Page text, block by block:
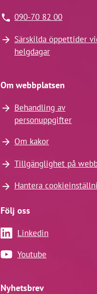
090-70 82 00
Särskilda öppettider
helgdagar
Om webbplatsen
Behandling av
personuppgifter
Om kakor
Tillgänglighet på
Hantera
Följ oss
Linkedin
Youtube
Nyhetsbrev